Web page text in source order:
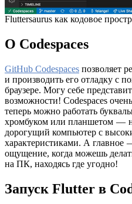
Fluttersaurus как кодовое
О Codespaces
GitHub Codespaces позволяет
и производить его отладку с
браузере. Могу себе
возможности! Codespaces
теперь можно работать
хромбуком или планшетом —
дорогущий компьютер с
характеристиками. А главное
ощущение, когда можешь
на ПК, находясь где угодно!
Запуск Flutter в